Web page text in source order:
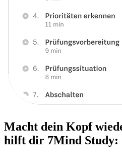
Macht dein Kopf
hilft dir 7Mind Study: